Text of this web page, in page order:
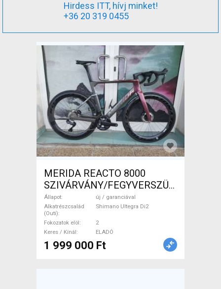
Hirdess ITT, hívj minket!
+36 20 319 0455
MERIDA REACTO 8000
SZIVÁRVÁNY/FEGYVERSZÜRKE
(EZÜST) S,M Országúti
Shimano Ultegra Di2 tárcsafék
új / garanciával ELADÓ
Állapot
új / garanciával
Alkatrészcsalád
(Outi)
Shimano Ultegra Di2
Fokozatok elöl
2
Keres / Kínál
ELADÓ
1 999 000 Ft